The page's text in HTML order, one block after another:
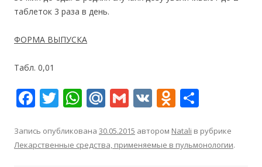
таблеток 3 раза в день.
ФОРМА ВЫПУСКА
Табл. 0,01
F
e
b
T
itt
er
W
at
s
M
l.
R
G
ai
l
V O
n
o
п
р
Запись опубликована 30.05.2015 автором Natali в рубрике
Лекарственные средства, применяемые в пульмонологии.